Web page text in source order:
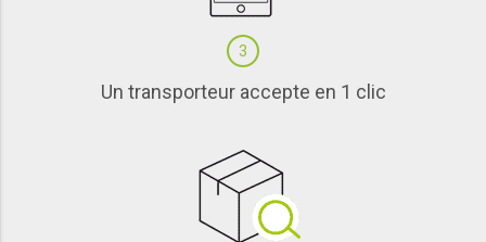
3
Un transporteur accepte en 1 clic